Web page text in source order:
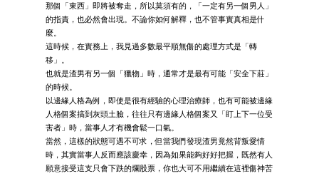
那個「東西」即將被奪走，所以莫須有的，「一定有另一個男人」
的指責，也必然會出現。不論你如何解釋，也不管事實真相是什
麼。
這時候，在實務上，我見過多數最平順無傷的處理方式是「轉
移」。
也就是渣男有另一個「獵物」時，通常才是最有可能「安全下莊」
的時候。
以邊緣人格為例，即使是很有經驗的心理治療師，也有可能被邊緣
人格個案搞到灰頭土臉，往往只有邊緣人格個案又「盯上下一位受
害者」時，當事人才有機會鬆一口氣。
當然，這樣的狀態可遇不可求，但當我們發現渣男竟然背叛愛情
時，其實當事人反而應該慶幸，因為如果能夠好好把握，既然有人
願意接受這支只會下跌的爛股票，你也大可不用繼續在這裡傷神苦